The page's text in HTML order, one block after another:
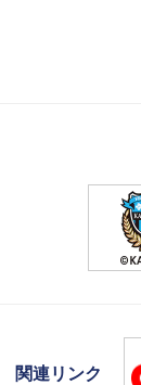
関連リンク